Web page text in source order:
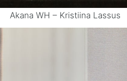
Akana WH – Kristiina Lassus